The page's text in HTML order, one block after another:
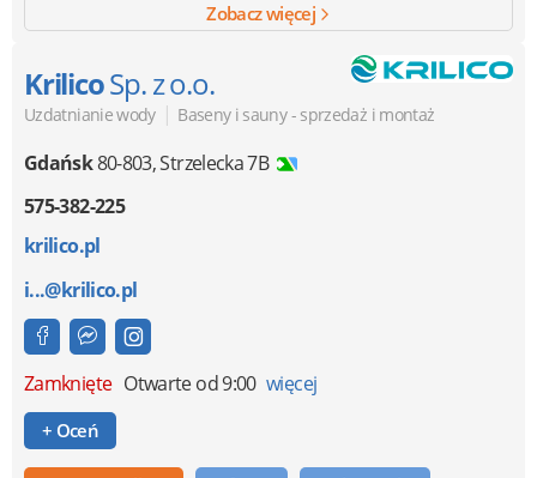
Zobacz więcej
KrilicoSp. z o.o.
Uzdatnianie wody | Baseny i sauny - sprzedaż i montaż
Gdańsk80-803,Strzelecka 7B
575-382-225
krilico.pl
i...@krilico.pl
Zamknięte Otwarte od 9:00 więcej
+ Oceń